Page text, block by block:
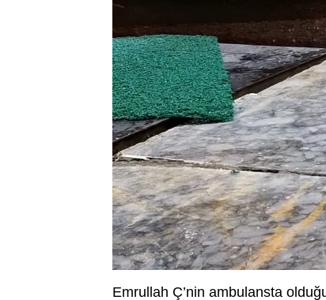
Emrullah Ç’nin ambulansta